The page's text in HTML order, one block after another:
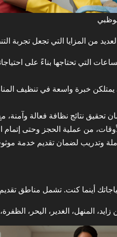
من المزايا التي تجعل تجربة
التي تحتاجها بناءً على
يمتلكن خبرة واسعة في تنظيف
تحقيق نتائج نظافة فعالة وآمنة،
من عملية الحجز وحتى
وتدريب لضمان تقديم خدمة
أينما كنت. تشمل مناطق تقديم
المنهل، الغدير، اليحر،